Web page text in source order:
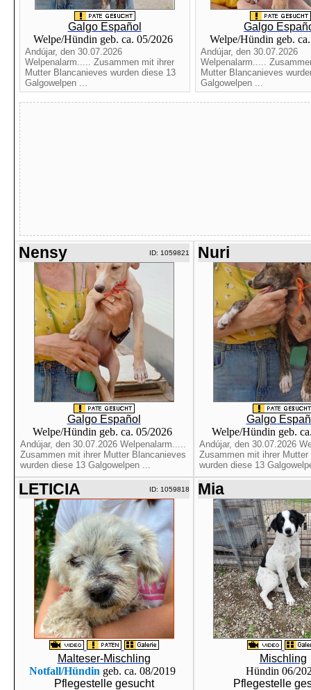
Galgo Español
Welpe/Hündin geb. ca. 05/2026
Andújar, den 30.07.2026
Welpenalarm..... Zusammen mit ihrer
Mutter Blancanieves wurden diese 13
Galgowelpen ...
Galgo
Welpe/Hündin geb.
Andújar, den 30.07.2026
Welpenalarm.....
Mutter Blancanieves
Galgowelpen ...
Nensy ID: 1059821
Galgo Español
Welpe/Hündin geb. ca. 05/2026
Andújar, den 30.07.2026 Welpenalarm.....
Zusammen mit ihrer Mutter Blancanieves
wurden diese 13 Galgowelpen ...
Nuri
Galgo
Welpe/Hündin geb.
Andújar, den 30.07.2026
Zusammen mit ihrer
wurden diese 13
LETICIA ID: 1059818
Malteser-Mischling
Notfall/Hündin geb. ca. 08/2019
Pflegestelle gesucht
Mia
Mischling
Hündin 06/
Pflegestelle